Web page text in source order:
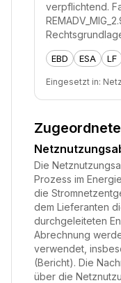
verpflichtend.
EBD ESA LF
Eingesetzt in:
Die
Prozess im
die
dem Lieferanten
durchgeleiteten
Abrechnung
verwendet,
(Bericht). Die
über die